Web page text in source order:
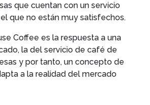
que cuentan con un servicio
que no están muy satisfechos.
Coffee es la respuesta a una
la del servicio de café de
y por tanto, un concepto de
a la realidad del mercado